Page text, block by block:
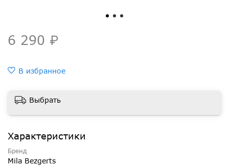
6 290 ₽
В избранное
Выбрать
Характеристики
Бренд
Mila Bezgerts